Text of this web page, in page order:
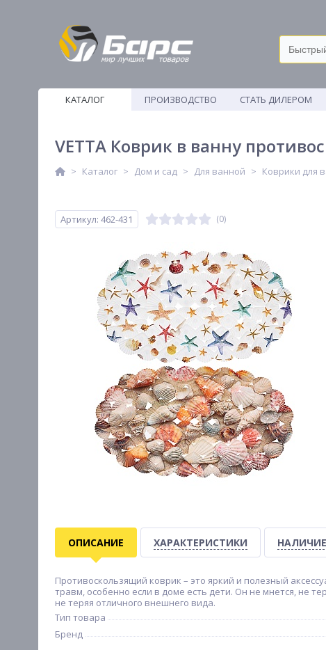
КАТАЛОГ
ПРОИЗВОДСТВО
СТАТЬ ДИЛЕРОМ
VETTA Коврик в ванну
Каталог Дом и сад Для ванной Коврики для
Артикул: 462-431 (0)
ОПИСАНИЕ ХАРАКТЕРИСТИКИ
Противоскользящий коврик – это яркий и полезный
травм, особенно если в доме есть дети. Он не мнется, не
не теряя отличного внешнего вида.
Тип товара
Бренд